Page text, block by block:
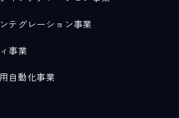
テグレーション事業
事業
自動化事業